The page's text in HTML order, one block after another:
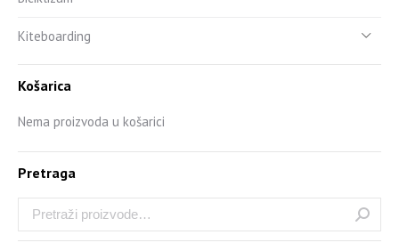
Kiteboarding
Košarica
Nema proizvoda u košarici
Pretraga